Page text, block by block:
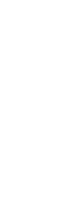
show!
Derby
Polska z
Nie